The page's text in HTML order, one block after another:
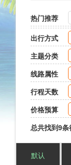
热门推荐
出行方式
主题分类
线路属性
行程天数
价格预算
总共找到9条
默认